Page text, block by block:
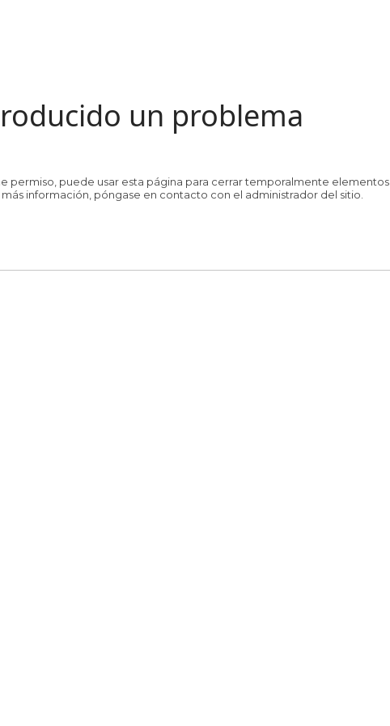
un problema
permiso, puede usar esta página para cerrar temporalmente elementos
información, póngase en contacto con el administrador del sitio.